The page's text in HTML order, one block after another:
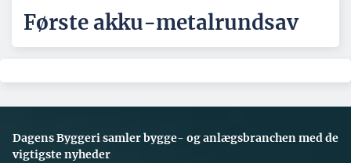
Første akku-metalrundsav
Dagens Byggeri samler bygge- og anlægsbranchen med de
vigtigste nyheder